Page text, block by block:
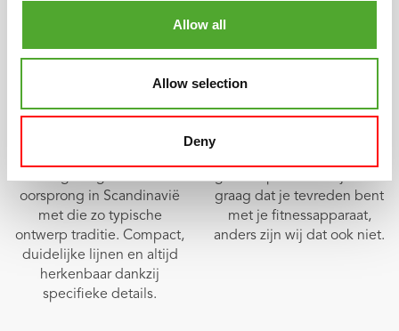
Allow all
Allow selection
Deny
Scandinavisch design
vormgeving heeft haar
oorsprong in Scandinavië
met die zo typische
ontwerp traditie. Compact,
duidelijke lijnen en altijd
herkenbaar dankzij
specifieke details.
Meerjarige garantie
garantieperiode. Wij willen
graag dat je tevreden bent
met je fitnessapparaat,
anders zijn wij dat ook niet.